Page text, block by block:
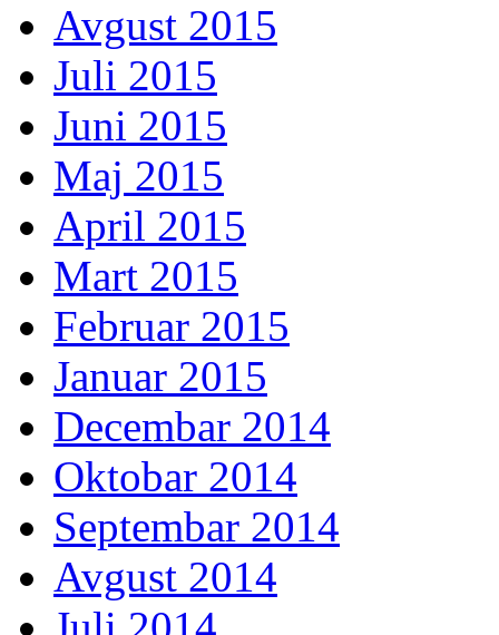
Avgust 2015
Juli 2015
Juni 2015
Maj 2015
April 2015
Mart 2015
Februar 2015
Januar 2015
Decembar 2014
Oktobar 2014
Septembar 2014
Avgust 2014